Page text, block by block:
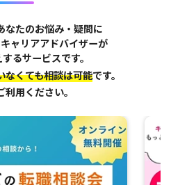
なたのお悩み・疑問に
ャリアアドバイザーが
るサービスです。
なくても相談は可能です。
利用ください。